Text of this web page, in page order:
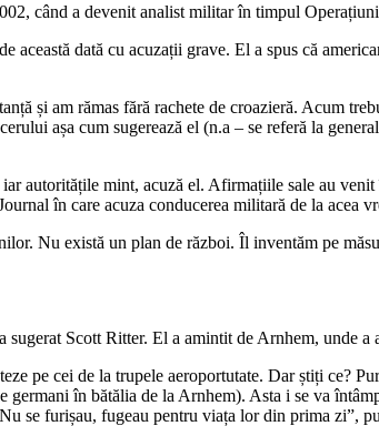
când a devenit analist militar în timpul
această dată cu acuzații grave. El a spus că
și am rămas fără rachete de croazieră. Acum
așa cum sugerează el (n.a – se referă la
autoritățile mint, acuză el. Afirmațiile sale au
în care acuza conducerea militară de la acea
Nu există un plan de război. Îl inventăm pe
Scott Ritter. El a amintit de Arnhem, unde
pe cei de la trupele aeroportutate. Dar știți
în bătălia de la Arnhem). Asta i se va
se furișau, fugeau pentru viața lor din prima zi”,